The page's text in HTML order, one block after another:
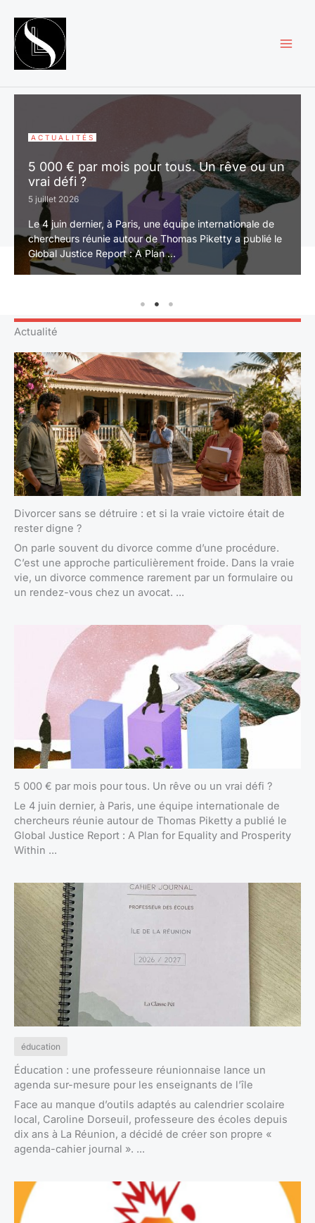
contenu
ACTUALITÉS
5 000 € par mois pour tous. Un rêve ou un
vrai défi ?
5 juillet 2026
Le 4 juin dernier, à Paris, une équipe internationale de
chercheurs réunie autour de Thomas Piketty a publié le
Global Justice Report : A Plan ...
Actualité
Divorcer sans se détruire : et si la vraie victoire était de
rester digne ?
On parle souvent du divorce comme d’une procédure.
C’est une approche particulièrement froide. Dans la vraie
vie, un divorce commence rarement par un formulaire ou
un rendez-vous chez un avocat. ...
5 000 € par mois pour tous. Un rêve ou un vrai défi ?
Le 4 juin dernier, à Paris, une équipe internationale de
chercheurs réunie autour de Thomas Piketty a publié le
Global Justice Report : A Plan for Equality and Prosperity
Within ...
éducation
Éducation : une professeure réunionnaise lance un
agenda sur-mesure pour les enseignants de l’île
Face au manque d’outils adaptés au calendrier scolaire
local, Caroline Dorseuil, professeure des écoles depuis
dix ans à La Réunion, a décidé de créer son propre «
agenda-cahier journal ». ...